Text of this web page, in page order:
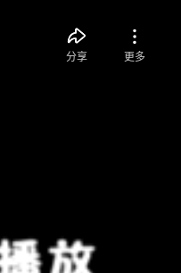
分享 更多